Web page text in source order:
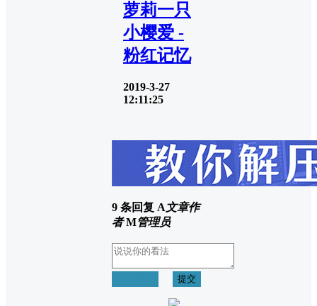
萝莉一只
小樱爱 -
粉红记忆
2019-3-27
12:11:25
9 条回复 A文章作
者 M管理员
提交